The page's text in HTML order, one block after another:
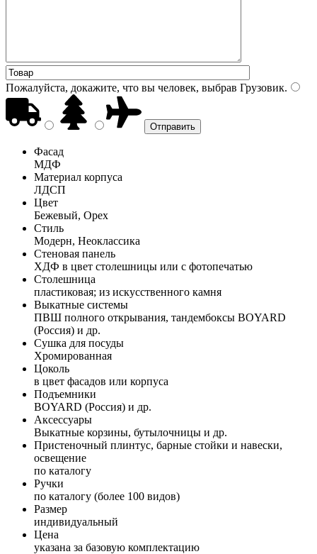
Пожалуйста, докажите, что вы человек, выбрав Грузовик.
Фасад
МДФ
Материал корпуса
ЛДСП
Цвет
Бежевый, Орех
Стиль
Модерн, Неоклассика
Стеновая панель
ХДФ в цвет столешницы или с фотопечатью
Столешница
пластиковая; из искусственного камня
Выкатные системы
ПВШ полного открывания, тандембоксы BOYARD
(Россия) и др.
Сушка для посуды
Хромированная
Цоколь
в цвет фасадов или корпуса
Подъемники
BOYARD (Россия) и др.
Аксессуары
Выкатные корзины, бутылочницы и др.
Пристеночный плинтус, барные стойки и навески,
освещение
по каталогу
Ручки
по каталогу (более 100 видов)
Размер
индивидуальный
Цена
указана за базовую комплектацию